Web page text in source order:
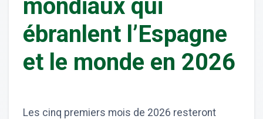
mondiaux qui
ébranlent l’Espagne
et le monde en 2026
Les cinq premiers mois de 2026 resteront